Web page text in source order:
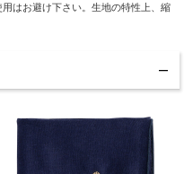
はお避け下さい。生地の特性上、縮